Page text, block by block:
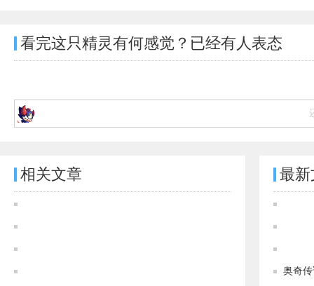
看完这只精灵有何感觉？已经有人表态
相关文章 最
奥奇